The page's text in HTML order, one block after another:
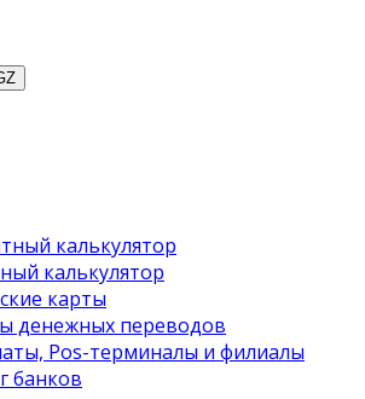
калькулятор
калькулятор
карты
денежных переводов
Pos-терминалы и филиалы
банков